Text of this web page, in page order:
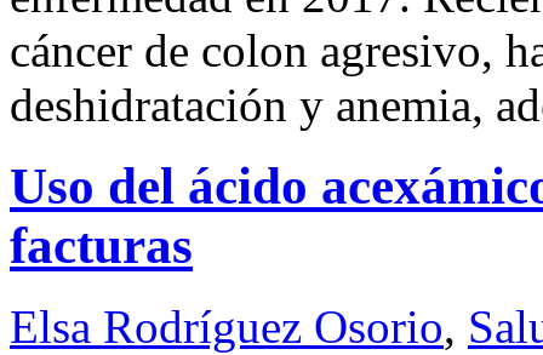
cáncer de colon agresivo,
deshidratación y anemia,
Uso del ácido
facturas
Elsa Rodríguez Osorio,